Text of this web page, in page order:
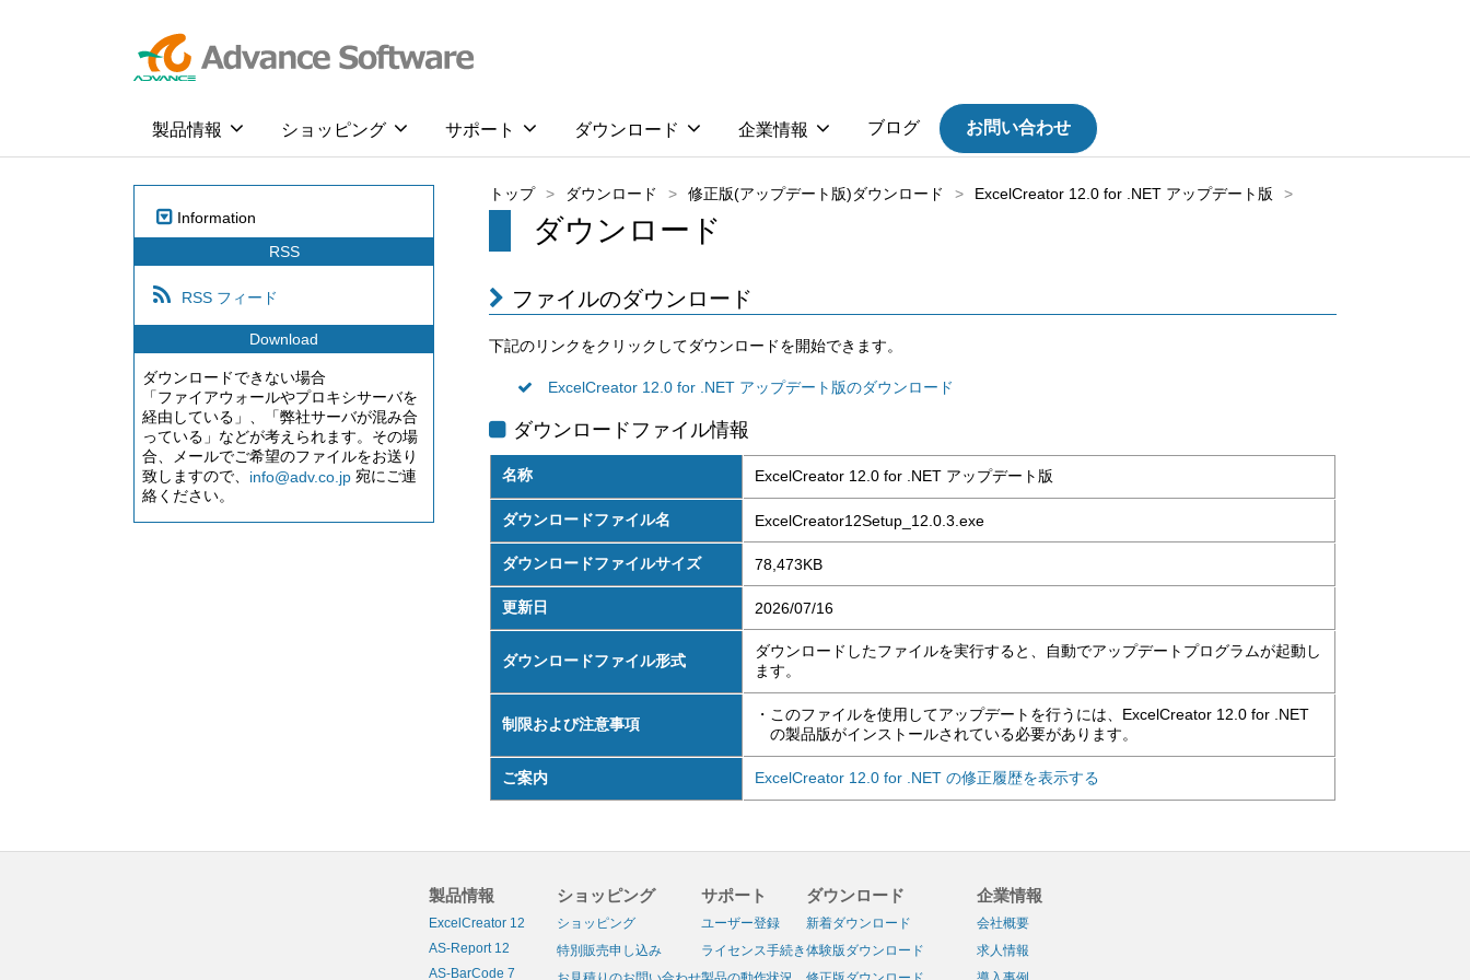
製品情報 ショッピング サポート ダウンロード 企業情報 ブログ お問い合わせ
トップ ダウンロード 修正版(アップデート版)ダウンロード ExcelCreator 12.0 for .NET アップデート版
ダウンロード
ファイルのダウンロード
下記のリンクをクリックしてダウンロードを開始できます。
ExcelCreator 12.0 for .NET アップデート版のダウンロード
ダウンロードファイル情報
名称 ExcelCreator 12.0 for .NET アップデート版
ダウンロードファイル名 ExcelCreator12Setup_12.0.3.exe
ダウンロードファイルサイズ 78,473KB
更新日 2026/07/16
ダウンロードファイル形式
ダウンロードしたファイルを実行すると、自動でアップデートプログラムが起動し
ます。
制限および注意事項
・このファイルを使用してアップデートを行うには、ExcelCreator 12.0 for .NET
の製品版がインストールされている必要があります。
ご案内 ExcelCreator 12.0 for .NET の修正履歴を表示する
Information
RSS
RSS フィード
Download
ダウンロードできない場合
「ファイアウォールやプロキシサーバを
経由している」、「弊社サーバが混み合
っている」などが考えられます。その場
合、メールでご希望のファイルをお送り
致しますので、 info@adv.co.jp 宛にご連
絡ください。
製品情報
ExcelCreator 12
AS-Report 12
AS-BarCode 7
ショッピング
ショッピング
特別販売申し込み
サポート
ユーザー登録
ライセンス手続き
ダウンロード
新着ダウンロード
体験版ダウンロード
企業情報
会社概要
求人情報